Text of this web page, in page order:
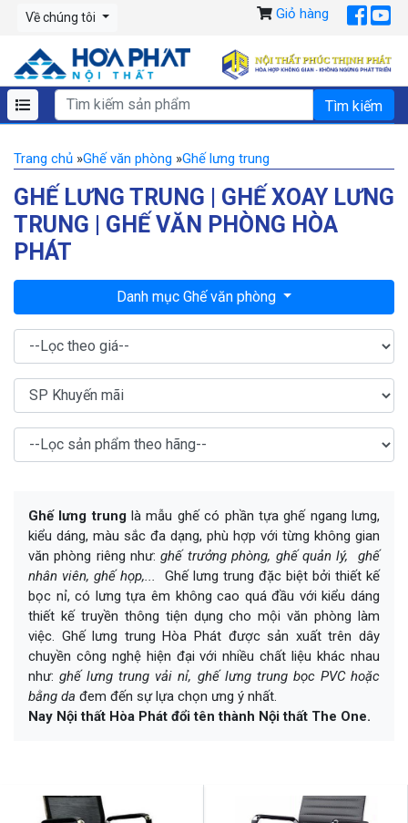
Về chúng tôi Giỏ hàng
Trang chủ »Ghế văn phòng »Ghế lưng trung
GHẾ LƯNG TRUNG | GHẾ XOAY LƯNG
TRUNG | GHẾ VĂN PHÒNG HÒA
PHÁT
Danh mục Ghế văn phòng
Ghế lưng trunglà mẫu ghế có phần tựa ghế ngang lưng,
kiểu dáng, màu sắc đa dạng, phù hợp với từng không gian
văn phòng riêng như:ghế trưởng phòng, ghế quản lý, ghế
nhân viên, ghế họp,...
Ghế lưng trung đặc biệt bởi thiết kế
bọc nỉ, có lưng tựa êm không cao quá đầu với kiểu dáng
thiết kế truyền thông tiện dụng cho mội văn phòng làm
việc. Ghế lưng trung Hòa Phát được sản xuất trên dây
chuyền công nghệ hiện đại với nhiều chất liệu khác nhau
như:ghế lưng trung vải nỉ, ghế lưng trung bọc PVC hoặc
bằng da đem đến sự lựa chọn ưng ý nhất.
Nay Nội thất Hòa Phát đổi tên thành Nội thất The One.